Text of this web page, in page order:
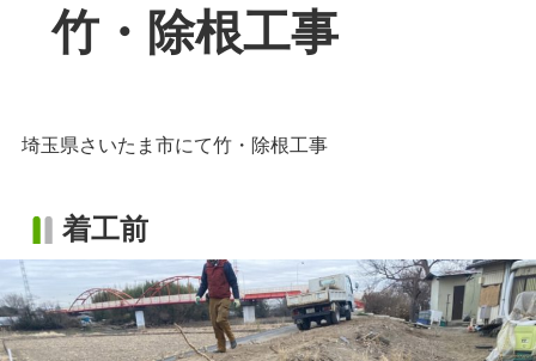
竹・除根工事
埼玉県さいたま市にて竹・除根工事
着工前